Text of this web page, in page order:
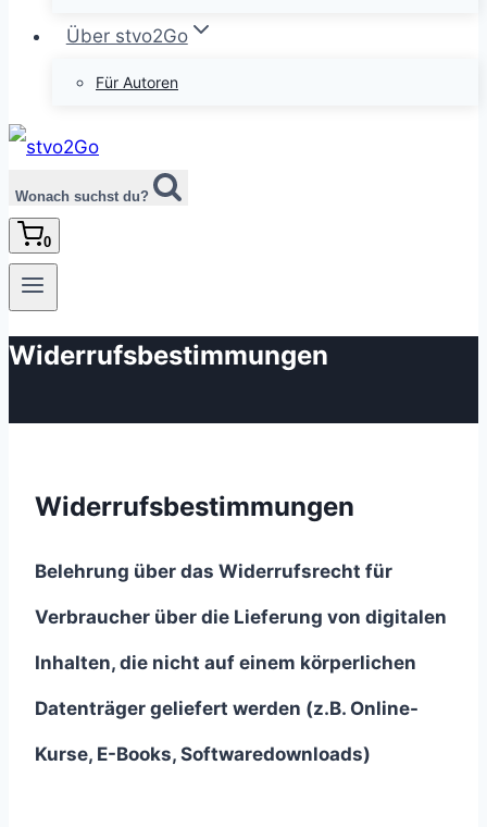
Über stvo2Go
Für Autoren
Wonach suchst du?
0
Widerrufsbestimmungen
Widerrufsbestimmungen
Belehrung über das Widerrufsrecht für
Verbraucher über die Lieferung von digitalen
Inhalten, die nicht auf einem körperlichen
Datenträger geliefert werden (z.B. Online-
Kurse, E-Books, Softwaredownloads)